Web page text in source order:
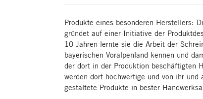
Produkte eines besonderen Herstellers:
gründet auf einer Initiative der
10 Jahren lernte sie die Arbeit der
bayerischen Voralpenland kennen und
der dort in der Produktion beschäftigten
werden dort hochwertige und von ihr und
gestaltete Produkte in bester